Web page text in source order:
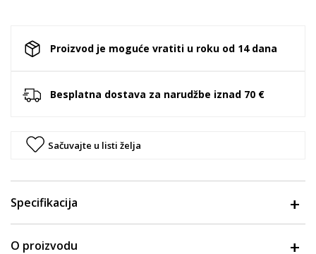
Proizvod je moguće vratiti u roku od 14 dana
Besplatna dostava za narudžbe iznad 70 €
Sačuvajte u listi želja
Specifikacija
O proizvodu